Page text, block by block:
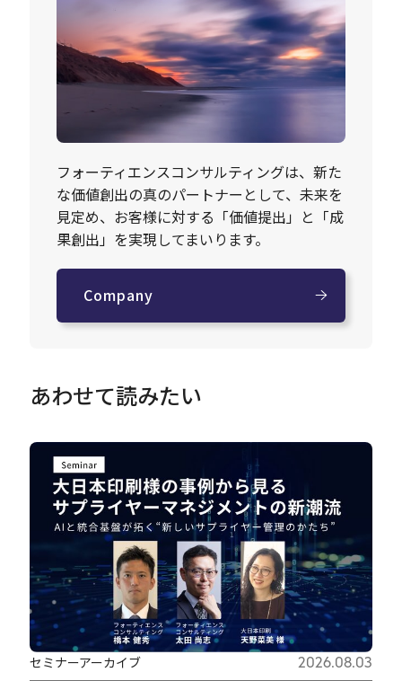
フォーティエンスコンサルティングは、新た
な価値創出の真のパートナーとして、未来を
見定め、お客様に対する「価値提出」と「成
果創出」を実現してまいります。
Company
あわせて読みたい
セミナーアーカイブ 2026.08.03